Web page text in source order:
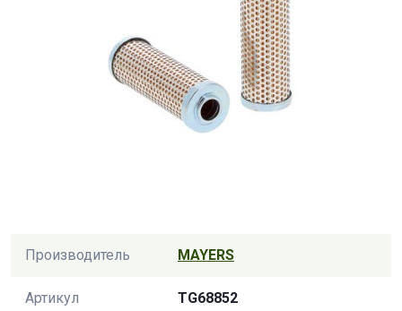
Производитель MAYERS
Артикул TG68852